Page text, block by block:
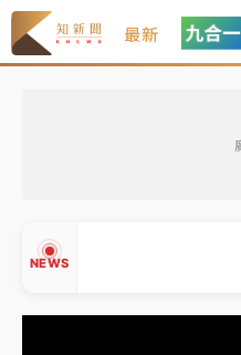
最新
NEWS
有片｜
連根拔起
中颱白海豚風雨來了！